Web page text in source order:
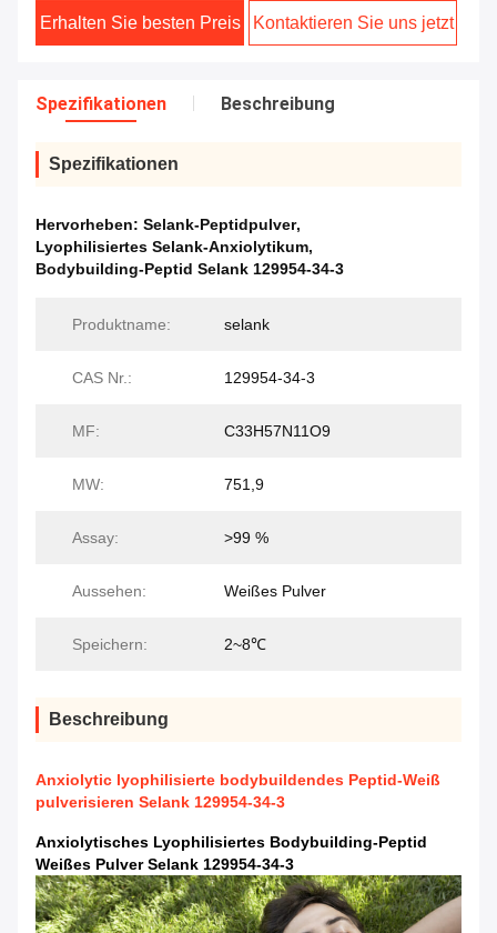
Erhalten Sie besten Preis Kontaktieren Sie uns jetzt
Spezifikationen Beschreibung
Spezifikationen
Hervorheben: Selank-Peptidpulver,
Lyophilisiertes Selank-Anxiolytikum,
Bodybuilding-Peptid Selank 129954-34-3
Produktname: selank
CAS Nr.: 129954-34-3
MF: C33H57N11O9
MW: 751,9
Assay: >99 %
Aussehen: Weißes Pulver
Speichern: 2~8℃
Beschreibung
Anxiolytic lyophilisierte bodybuildendes Peptid-Weiß
pulverisieren Selank 129954-34-3
Anxiolytisches Lyophilisiertes Bodybuilding-Peptid
Weißes Pulver Selank 129954-34-3